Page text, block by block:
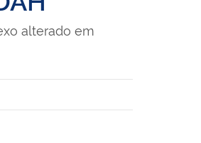
alterado em